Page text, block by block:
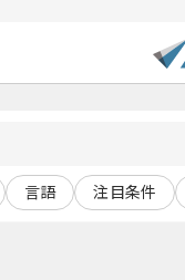
言語 注目条件